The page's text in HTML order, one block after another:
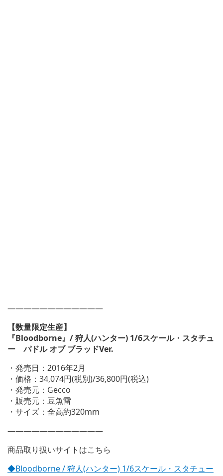
————————————
【数量限定生産】
『Bloodborne』/ 狩人(ハンター) 1/6スケール・スタチュ
ー パドル オブ ブラッドVer.
・発売日：2016年2月
・価格：34,074円(税別)/36,800円(税込)
・発売元：Gecco
・販売元：豆魚雷
・サイズ：全高約320mm
————————————
商品取り扱いサイトはこちら
◆Bloodborne / 狩人(ハンター) 1/6スケール・スタチュー